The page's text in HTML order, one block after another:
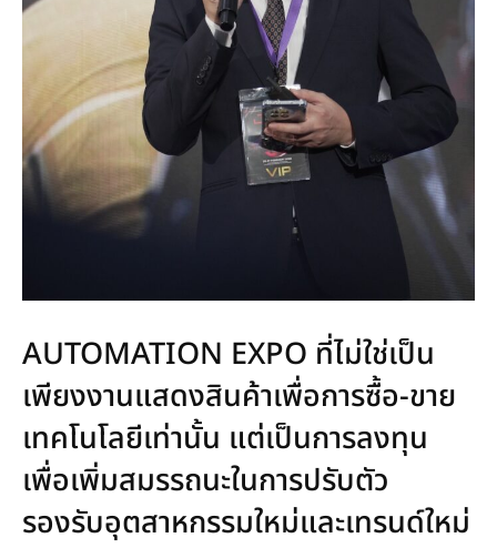
AUTOMATION EXPO ที่ไม่ใช่เป็น
เพียงงานแสดงสินค้าเพื่อการซื้อ-ขาย
เทคโนโลยีเท่านั้น แต่เป็นการลงทุน
เพื่อเพิ่มสมรรถนะในการปรับตัว
รองรับอุตสาหกรรมใหม่และเทรนด์ใหม่